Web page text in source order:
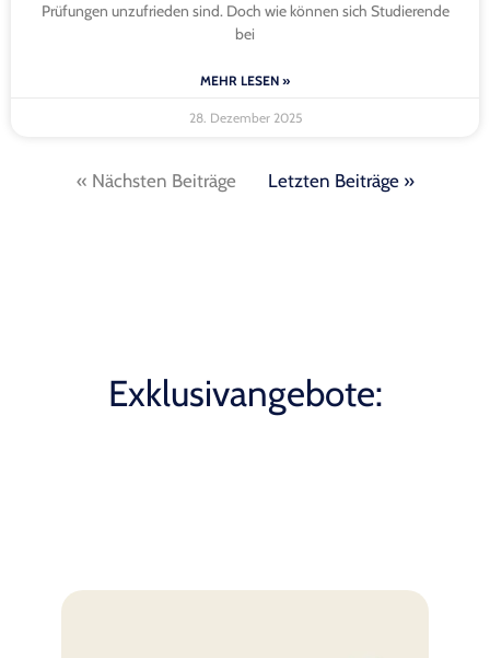
Prüfungen unzufrieden sind. Doch wie können sich Studierende
bei
MEHR LESEN »
28. Dezember 2025
« Nächsten Beiträge Letzten Beiträge »
Exklusivangebote: